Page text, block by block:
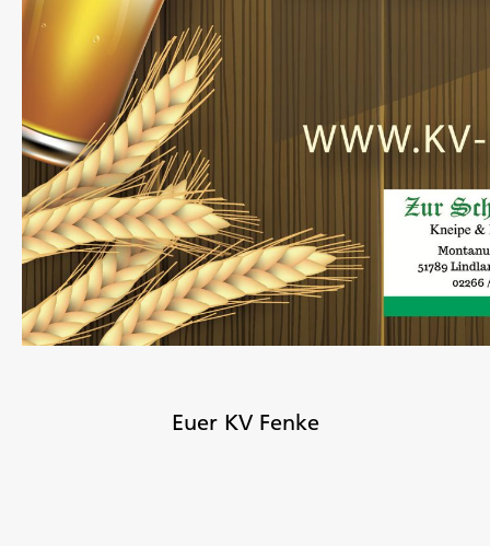
Euer KV Fenke